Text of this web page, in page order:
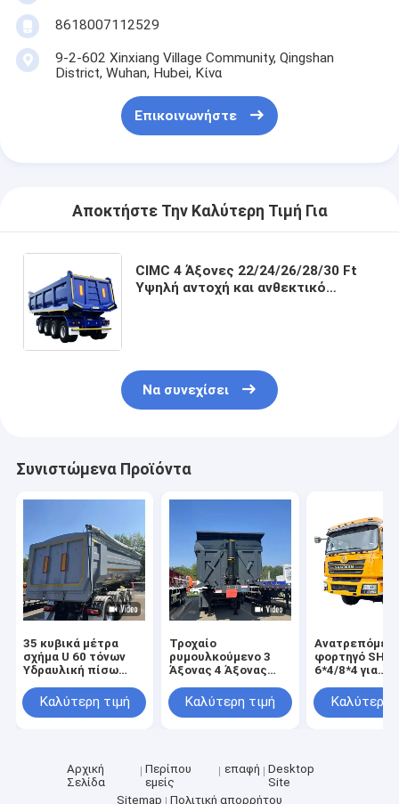
8618007112529
9-2-602 Xinxiang Village Community, Qingshan
District, Wuhan, Hubei, Κίνα
Επικοινωνήστε
Αποκτήστε Την Καλύτερη Τιμή Για
CIMC 4 Άξονες 22/24/26/28/30 Ft
Υψηλή αντοχή και ανθεκτικό
Να συνεχίσει
Συνιστώμενα Προϊόντα
35 κυβικά μέτρα
σχήμα U 60 τόνων
Υδραυλική πίσω
φορτίος
ρυμουλκούμενο
Καλύτερη τιμή
Τροχαίο
ρυμουλκούμενο 3
Άξονας 4 Άξονας
Πίσω Τροχαίο
Απορριμμάτων
Καλύτερη τιμή
φορτηγό
6*4/8*4 για
πέτρας,
Καλύτερη
Αρχική
Σελίδα
Περίπου
εμείς
επαφή
Desktop
Site
Sitemap
Πολιτική απορρήτου